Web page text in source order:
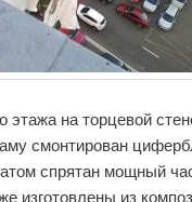
на торцевой
смонтирован
спрятан мощный
изготовлены из